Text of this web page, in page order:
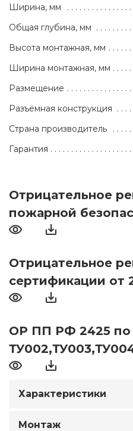
Ширина, мм
Общая глубина, мм
Высота монтажная, мм
Ширина монтажная, мм
Размещение
Разъёмная конструкция
Страна производитель
Гарантия
Отрицательное
пожарной
Отрицательное
сертификации от
ОР ПП РФ 2425 по
Характеристики
Монтаж